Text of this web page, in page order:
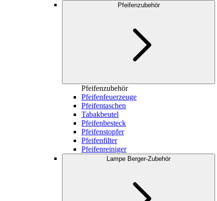
Pfeifenzubehör
Pfeifenzubehör
Pfeifenfeuerzeuge
Pfeifentaschen
Tabakbeutel
Pfeifenbesteck
Pfeifenstopfer
Pfeifenfilter
Pfeifenreiniger
Lampe Berger-Zubehör